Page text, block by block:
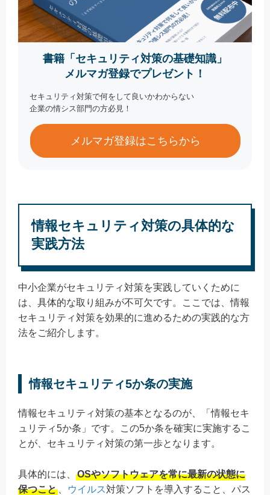
書籍「セキュリティ対策の基礎知識」
メルマガ登録でプレゼント！
セキュリティ対策で何をして良いかわからない
企業の情シス部門の方必見！
メルマガ登録はこちらから
情報セキュリティ対策の具体的な
実践方法
中小企業がセキュリティ対策を実践していくために
は、具体的な取り組みが不可欠です。ここでは、情報
セキュリティ対策を効果的に進めるための実践的な方
法をご紹介します。
情報セキュリティ5か条の実施
情報セキュリティ対策の基本となるのが、「情報セキ
ュリティ5か条」です。この5か条を確実に実施するこ
とが、セキュリティ対策の第一歩となります。
具体的には、
OSやソフトウェアを常に最新の状態に
保つこと
ウイルス対策ソフトを導入すること、パス